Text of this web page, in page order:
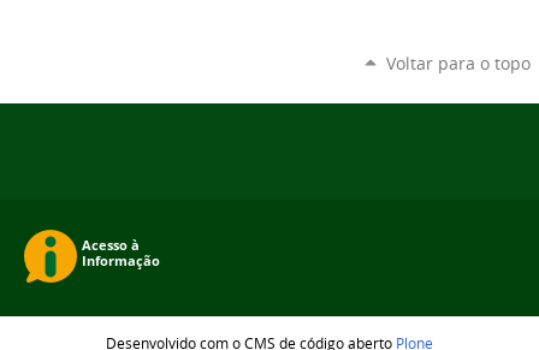
Voltar para o topo
Desenvolvido com o CMS de código aberto Plone